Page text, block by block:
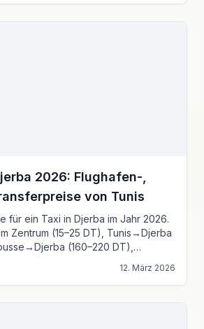
2026: Flughafen-,
von Tunis
für ein Taxi in Djerba im Jahr 2026.
Zentrum (15–25 DT), Tunis→Djerba
(160–220 DT),
12. März 2026